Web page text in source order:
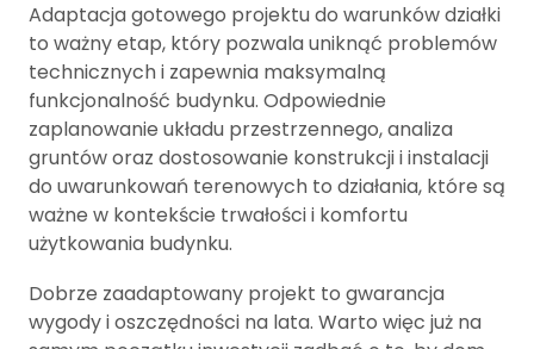
Adaptacja gotowego projektu do warunków działki
to ważny etap, który pozwala uniknąć problemów
technicznych i zapewnia maksymalną
funkcjonalność budynku. Odpowiednie
zaplanowanie układu przestrzennego, analiza
gruntów oraz dostosowanie konstrukcji i instalacji
do uwarunkowań terenowych to działania, które są
ważne w kontekście trwałości i komfortu
użytkowania budynku.
Dobrze zaadaptowany projekt to gwarancja
wygody i oszczędności na lata. Warto więc już na